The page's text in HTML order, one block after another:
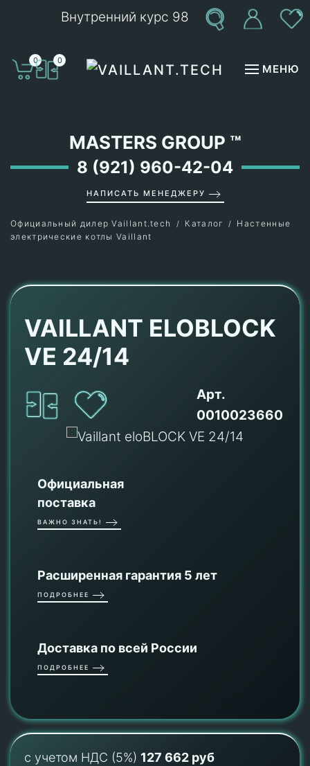
Внутренний курс 98
0 0
МЕНЮ
MASTERS GROUP ™
8 (921) 960-42-04
НАПИСАТЬ МЕНЕДЖЕРУ
Официальный дилер Vaillant.tech Каталог
Настенные
электрические котлы Vaillant
VAILLANT ELOBLOCK
VE 24/14
Арт.
0010023660
Официальная
поставка
ВАЖНО ЗНАТЬ!
Расширенная гарантия 5 лет
ПОДРОБНЕЕ
Доставка по всей России
ПОДРОБНЕЕ
с учетом НДС (5%) 127 662 руб